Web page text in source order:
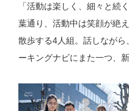
「活動は楽しく、細々と続
葉通り、活動中は笑顔が絶
散歩する4人組。話しなが
ーキングナビにまた一つ、